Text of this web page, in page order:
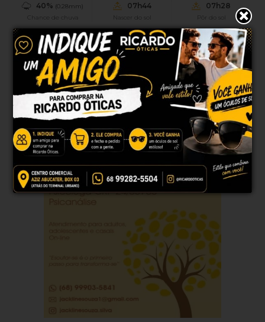
40% (0.28mm)
Chance de chuva
07h44
Nascer do sol
07h28
Pôr do sol
SEG
40°
23°
TER
36°
23°
QUA QUI
39°
24°
SEX
40°
24°
PUBLICIDADE